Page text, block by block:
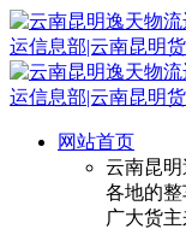
网站首页
云南昆
各地的
广大货